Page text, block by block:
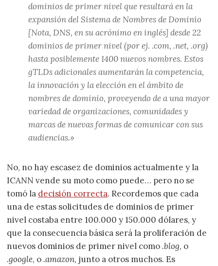
dominios de primer nivel que resultará en la
expansión del Sistema de Nombres de Dominio
[Nota, DNS, en su acrónimo en inglés]desde 22
dominios de primer nivel (por ej. .com, .net, .org)
hasta posiblemente 1400 nuevos nombres. Estos
gTLDs adicionales aumentarán la competencia,
la innovación y la elección en el ámbito de
nombres de dominio, proveyendo de a una mayor
variedad de organizaciones, comunidades y
marcas de nuevas formas de comunicar con sus
audiencias.»
No, no hay escasez de dominios actualmente y la
ICANN vende su moto como puede… pero no se
tomó la decisión correcta. Recordemos que cada
una de estas solicitudes de dominios de primer
nivel costaba entre 100.000 y 150.000 dólares, y
que la consecuencia básica será la proliferación de
nuevos dominios de primer nivel como.blog, o
.google, o.amazon, junto a otros muchos. Es